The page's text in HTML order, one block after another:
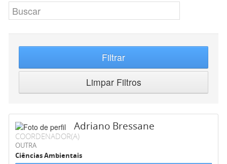
Filtrar
Limpar Filtros
Adriano Bressane
COORDENADOR(A)
OUTRA
Ciências Ambientais